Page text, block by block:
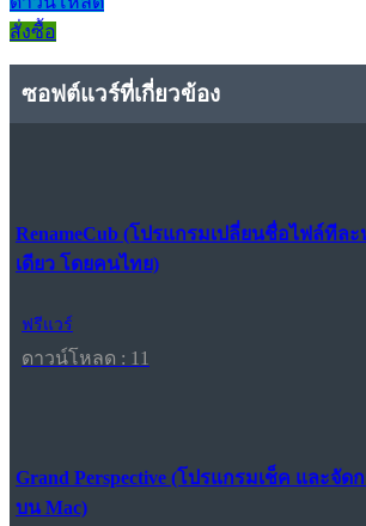
สั่งซื้อ
ซอฟต์แวร์ที่เกี่ยวข้อง
RenameCub (โปรแกรมเปลี่ยนชื่อไฟล์ทีล
เดียว โดยคนไทย)
ฟรีแวร์
ดาวน์โหลด : 11
Grand Perspective (โปรแกรมเช็ค และจั
บน Mac)